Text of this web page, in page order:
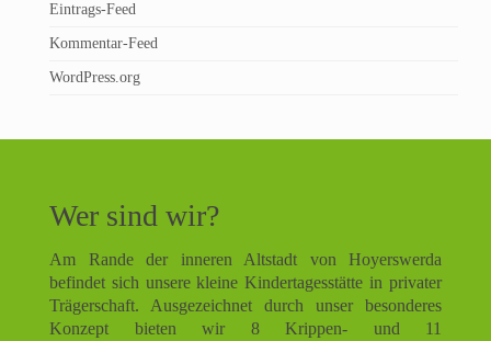
Eintrags-Feed
Kommentar-Feed
WordPress.org
Wer sind wir?
Am Rande der inneren Altstadt von Hoyerswerda
befindet sich unsere kleine Kindertagesstätte in privater
Trägerschaft. Ausgezeichnet durch unser besonderes
Konzept bieten wir 8 Krippen- und 11